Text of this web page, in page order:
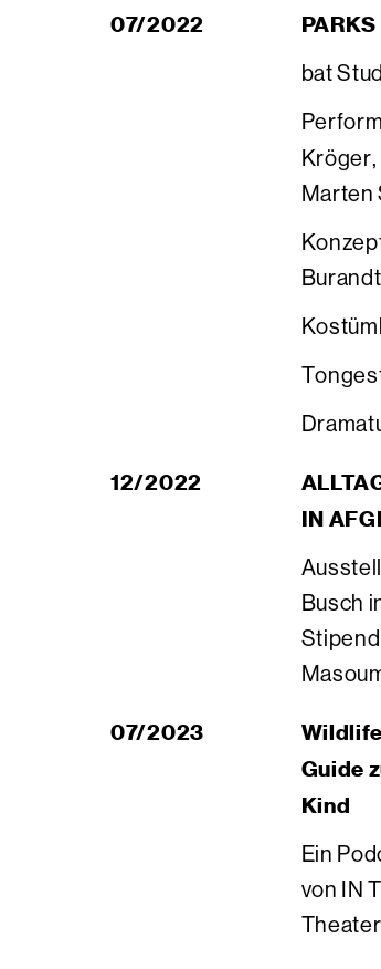
07/2022 PARKS
bat
Kröger,
Marten
Burandt
12/2022
IN
Busch
07/2023
Guide
Kind
Ein
von IN